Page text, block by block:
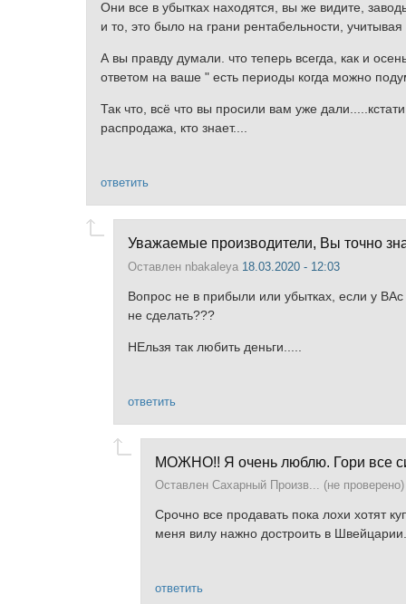
Они все в убытках находятся, вы же видите,
и то, это было на грани рентабельности,
А вы правду думали. что теперь всегда, как и
ответом на ваше " есть периоды когда можно
Так что, всё что вы просили вам уже
распродажа, кто знает....
ответить
Уважаемые производители, Вы точно
Оставлен nbakaleya 18.03.2020 - 12:03
Вопрос не в прибыли или убытках, если у
не сделать???
НЕльзя так любить деньги.....
ответить
МОЖНО!! Я очень люблю. Гори все
Оставлен Сахарный Произв... (не проверено)
Срочно все продавать пока лохи хотят
меня вилу нажно достроить в
ответить